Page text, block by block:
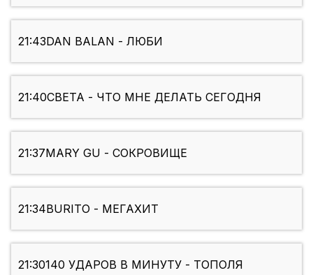
21:43DAN BALAN - ЛЮБИ
21:40СВЕТА - ЧТО МНЕ ДЕЛАТЬ СЕГОДНЯ
21:37MARY GU - СОКРОВИЩЕ
21:34BURITO - МЕГАХИТ
21:30140 УДАРОВ В МИНУТУ - ТОПОЛЯ